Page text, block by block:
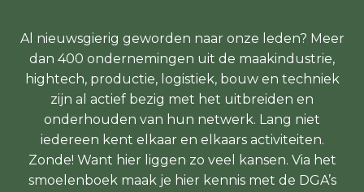
Al nieuwsgierig geworden naar onze leden? Meer
dan 400 ondernemingen uit de maakindustrie,
hightech, productie, logistiek, bouw en techniek
zijn al actief bezig met het uitbreiden en
onderhouden van hun netwerk. Lang niet
iedereen kent elkaar en elkaars activiteiten.
Zonde! Want hier liggen zo veel kansen. Via het
smoelenboek maak je hier kennis met de DGA’s